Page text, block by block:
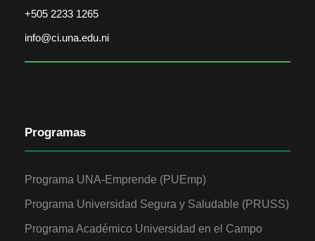
+505 2233 1265
info@ci.una.edu.ni
Programas
Programa UNA-Emprende (PUEmp)
Programa Universidad Segura y Saludable (PRUSS)
Programa Académico Universidad en el Campo